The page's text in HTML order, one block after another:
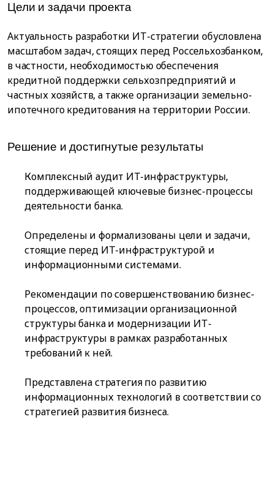
Цели и задачи проекта
Актуальность разработки ИТ-стратегии обусловлена
масштабом задач, стоящих перед Россельхозбанком,
в частности, необходимостью обеспечения
кредитной поддержки сельхозпредприятий и
частных хозяйств, а также организации земельно-
ипотечного кредитования на территории России.
Решение и достигнутые результаты
Комплексный аудит ИT-инфраструктуры,
поддерживающей ключевые бизнес-процессы
деятельности банка.
Определены и формализованы цели и задачи,
стоящие перед ИТ-инфраструктурой и
информационными системами.
Рекомендации по совершенствованию бизнес-
процессов, оптимизации организационной
структуры банка и модернизации ИТ-
инфраструктуры в рамках разработанных
требований к ней.
Представлена стратегия по развитию
информационных технологий в соответствии со
стратегией развития бизнеса.